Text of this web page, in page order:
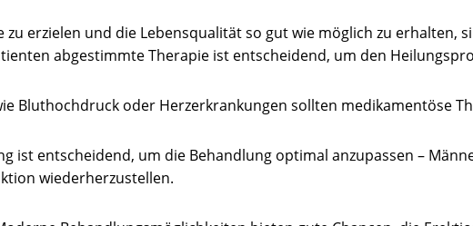
zu erzielen und die Lebensqualität so gut wie möglich zu
abgestimmte Therapie ist entscheidend, um den
Bluthochdruck oder Herzerkrankungen sollten medikamentöse
ist entscheidend, um die Behandlung optimal anzupassen –
wiederherzustellen.